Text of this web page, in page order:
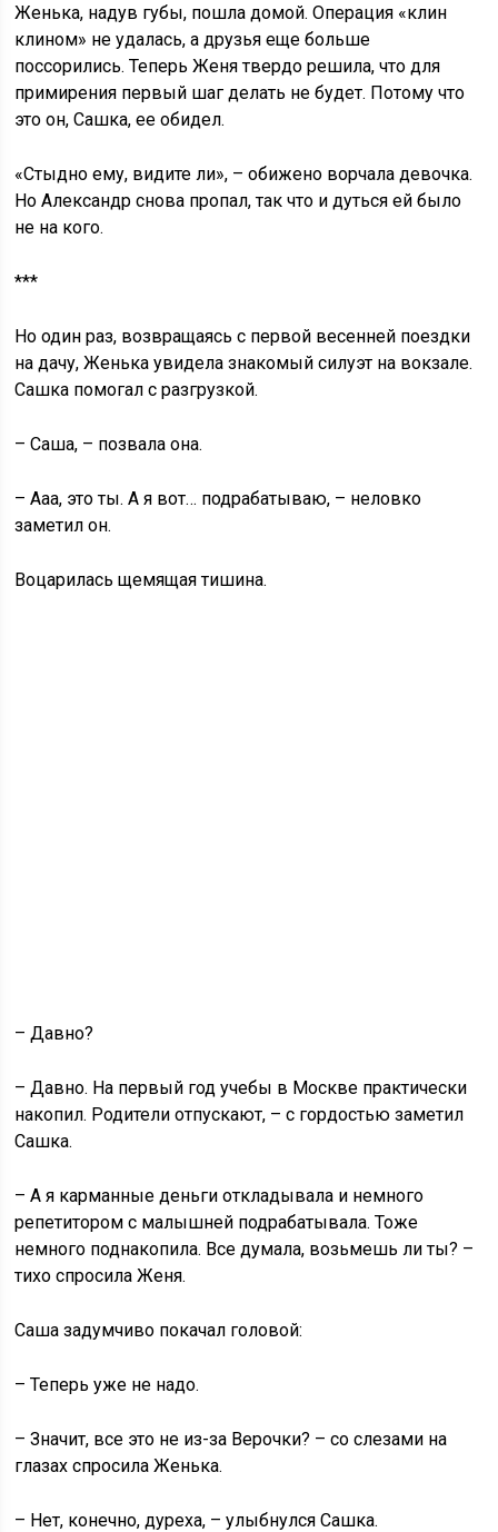
Женька, надув губы, пошла домой. Операция «клин
клином» не удалась, а друзья еще больше
поссорились. Теперь Женя твердо решила, что для
примирения первый шаг делать не будет. Потому что
это он, Сашка, ее обидел.
«Стыдно ему, видите ли», – обижено ворчала девочка.
Но Александр снова пропал, так что и дуться ей было
не на кого.
***
Но один раз, возвращаясь с первой весенней поездки
на дачу, Женька увидела знакомый силуэт на вокзале.
Сашка помогал с разгрузкой.
– Саша, – позвала она.
– Ааа, это ты. А я вот… подрабатываю, – неловко
заметил он.
Воцарилась щемящая тишина.
– Давно?
– Давно. На первый год учебы в Москве практически
накопил. Родители отпускают, – с гордостью заметил
Сашка.
– А я карманные деньги откладывала и немного
репетитором с малышней подрабатывала. Тоже
немного поднакопила. Все думала, возьмешь ли ты? –
тихо спросила Женя.
Саша задумчиво покачал головой:
– Теперь уже не надо.
– Значит, все это не из-за Верочки? – со слезами на
глазах спросила Женька.
– Нет, конечно, дуреха, – улыбнулся Сашка.